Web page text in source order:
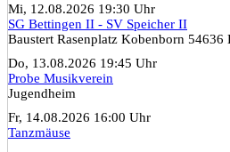
Mi, 12.08.2026 19:30 Uhr
SG Bettingen II - SV Speicher II
Baustert Rasenplatz Kobenborn 54636
Do, 13.08.2026 19:45 Uhr
Probe Musikverein
Jugendheim
Fr, 14.08.2026 16:00 Uhr
Tanzmäuse